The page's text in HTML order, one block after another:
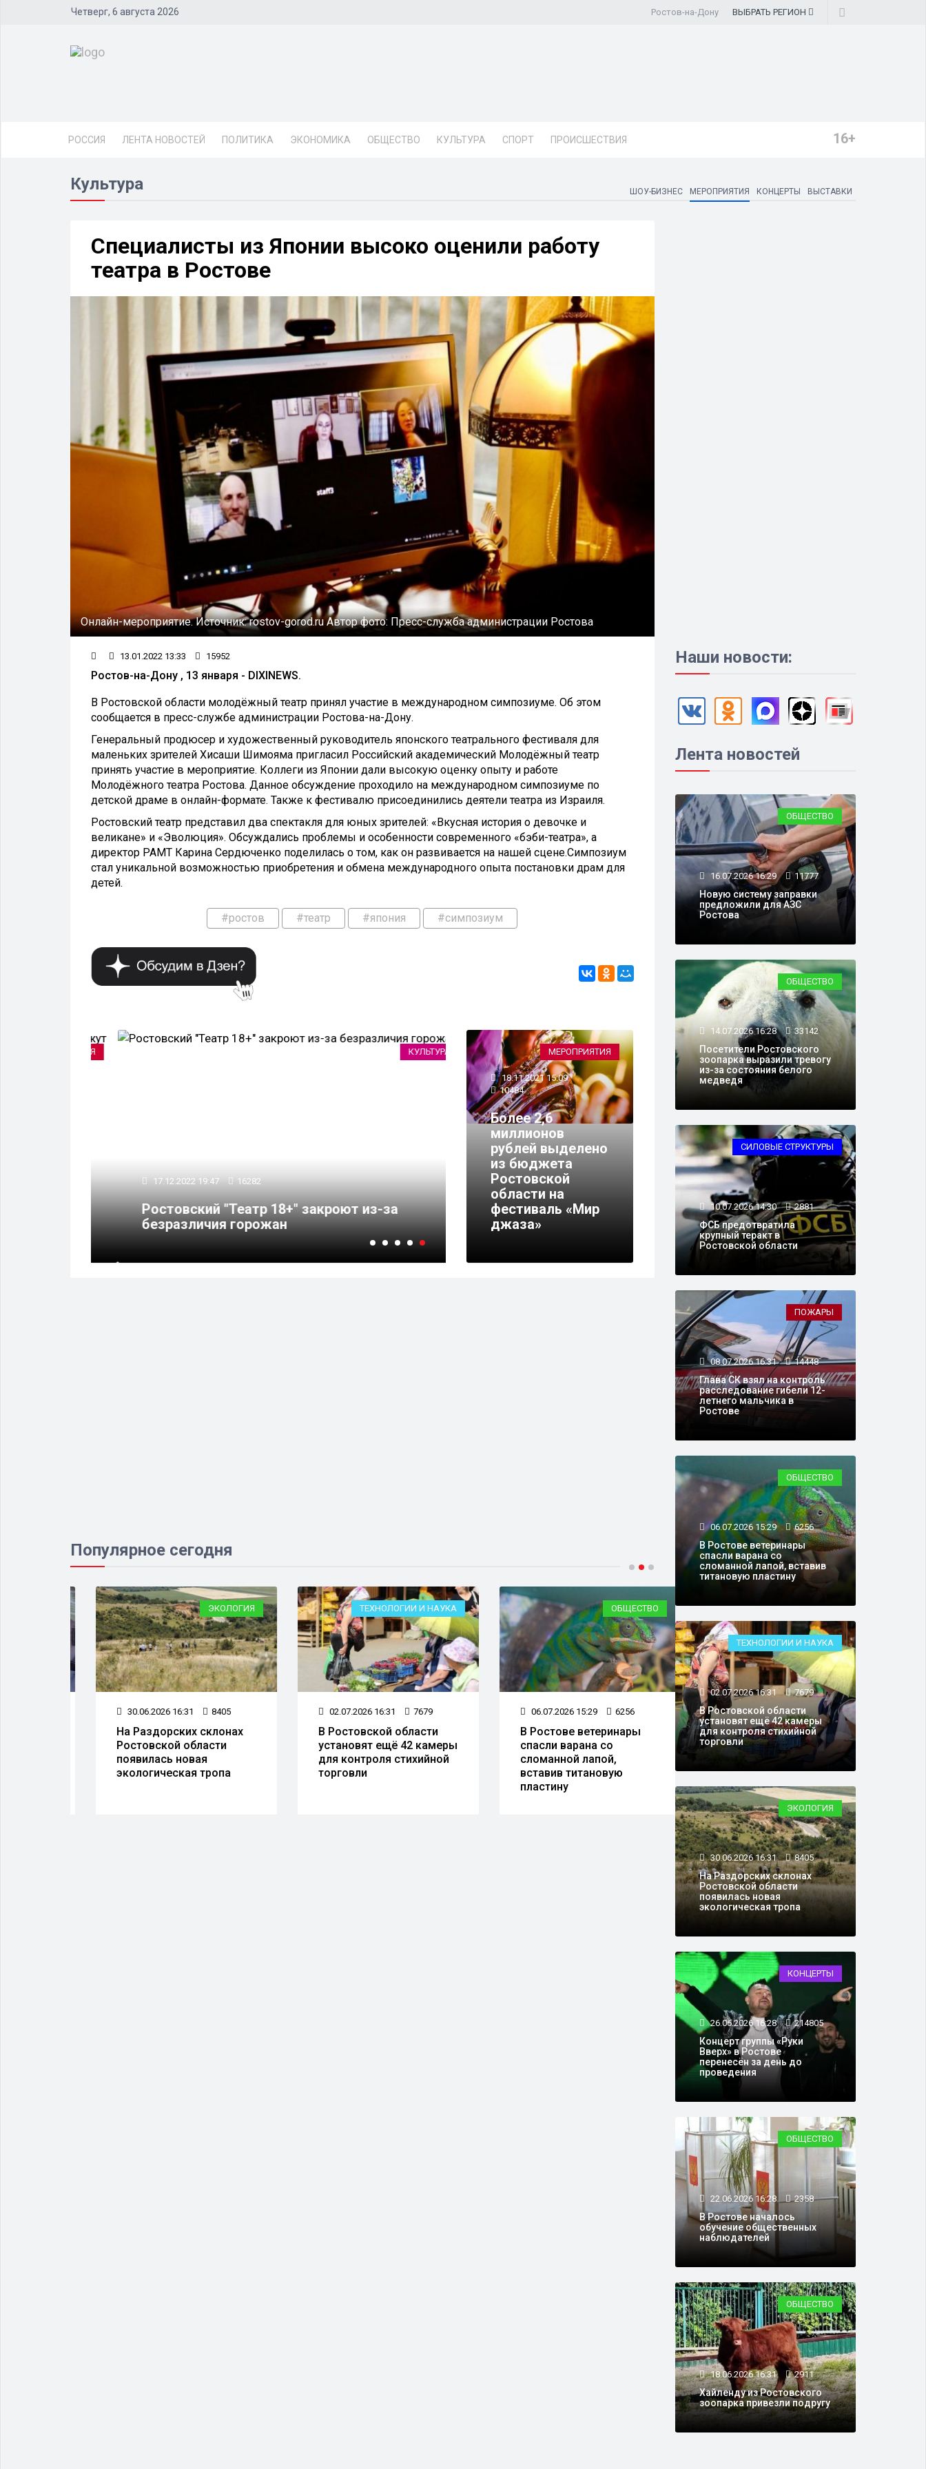
Четверг, 6 августа 2026 Ростов-на-Дону ВЫБРАТЬ РЕГИОН
РОССИЯ ЛЕНТА НОВОСТЕЙ ПОЛИТИКА ЭКОНОМИКА ОБЩЕСТВО КУЛЬТУРА СПОРТ ПРОИСШЕСТВИЯ 16+
Культура ШОУ-БИЗНЕС МЕРОПРИЯТИЯ КОНЦЕРТЫ ВЫСТАВКИ
Специалисты из Японии высоко оценили работу
театра в Ростове
Онлайн-мероприятие.Источник:rostov-gorod.ruАвтор фото: Пресс-служба администрации Ростова
13.01.2022 13:33 15952
Ростов-на-Дону , 13 января - DIXINEWS.
В Ростовской области молодёжный театр принял участие в международном симпозиуме. Об этом
сообщается в пресс-службе администрации Ростова-на-Дону.
Генеральный продюсер и художественный руководитель японского театрального фестиваля для
маленьких зрителей Хисаши Шимояма пригласил Российский академический Молодёжный театр
принять участие в мероприятие. Коллеги из Японии дали высокую оценку опыту и работе
Молодёжного театра Ростова. Данное обсуждение проходило на международном симпозиуме по
детской драме в онлайн-формате. Также к фестивалю присоединились деятели театра из Израиля.
Ростовский театр представил два спектакля для юных зрителей: «Вкусная история о девочке и
великане» и «Эволюция». Обсуждались проблемы и особенности современного «бэби-театра», а
директор РАМТ Карина Сердюченко поделилась о том, как он развивается на нашей сцене.Симпозиум
стал уникальной возможностью приобретения и обмена международного опыта постановки драм для
детей.
#ростов #театр #япония #симпозиум
КУЛЬТУРА
17.12.2022 19:47 16282
Ростовский "Театр 18+" закроют из-за
безразличия горожан
МЕРОПРИЯТИЯ
18.11.2021 15:09
10484
Более 2,6
миллионов
рублей выделено
из бюджета
Ростовской
области на
фестиваль «Мир
джаза»
Популярное сегодня
ЭКОЛОГИЯ
30.06.2026 16:31 8405
На Раздорских склонах
Ростовской области
появилась новая
экологическая тропа
ТЕХНОЛОГИИ И НАУКА
02.07.2026 16:31 7679
В Ростовской области
установят ещё 42 камеры
для контроля стихийной
торговли
ОБЩЕСТВО
06.07.2026 15:29 6256
В Ростове ветеринары
спасли варана со
сломанной лапой,
вставив титановую
пластину
ОБЩЕСТВО
18.06.2026 16:31 2911
Хайленду из Ростовского
зоопарка привезли
подругу
Наши новости:
Лента новостей
ОБЩЕСТВО
16.07.2026 16:29 11777
Новую систему заправки
предложили для АЗС
Ростова
ОБЩЕСТВО
14.07.2026 16:28 33142
Посетители Ростовского
зоопарка выразили тревогу
из-за состояния белого
медведя
СИЛОВЫЕ СТРУКТУРЫ
10.07.2026 14:30 2881
ФСБ предотвратила
крупный теракт в
Ростовской области
ПОЖАРЫ
08.07.2026 16:31 14448
Глава СК взял на контроль
расследование гибели 12-
летнего мальчика в
Ростове
ОБЩЕСТВО
06.07.2026 15:29 6256
В Ростове ветеринары
спасли варана со
сломанной лапой, вставив
титановую пластину
ТЕХНОЛОГИИ И НАУКА
02.07.2026 16:31 7679
В Ростовской области
установят ещё 42 камеры
для контроля стихийной
торговли
ЭКОЛОГИЯ
30.06.2026 16:31 8405
На Раздорских склонах
Ростовской области
появилась новая
экологическая тропа
КОНЦЕРТЫ
26.06.2026 16:28 214805
Концерт группы «Руки
Вверх» в Ростове
перенесён за день до
проведения
ОБЩЕСТВО
22.06.2026 16:28 2358
В Ростове началось
обучение общественных
наблюдателей
ОБЩЕСТВО
18.06.2026 16:31 2911
Хайленду из Ростовского
зоопарка привезли подругу